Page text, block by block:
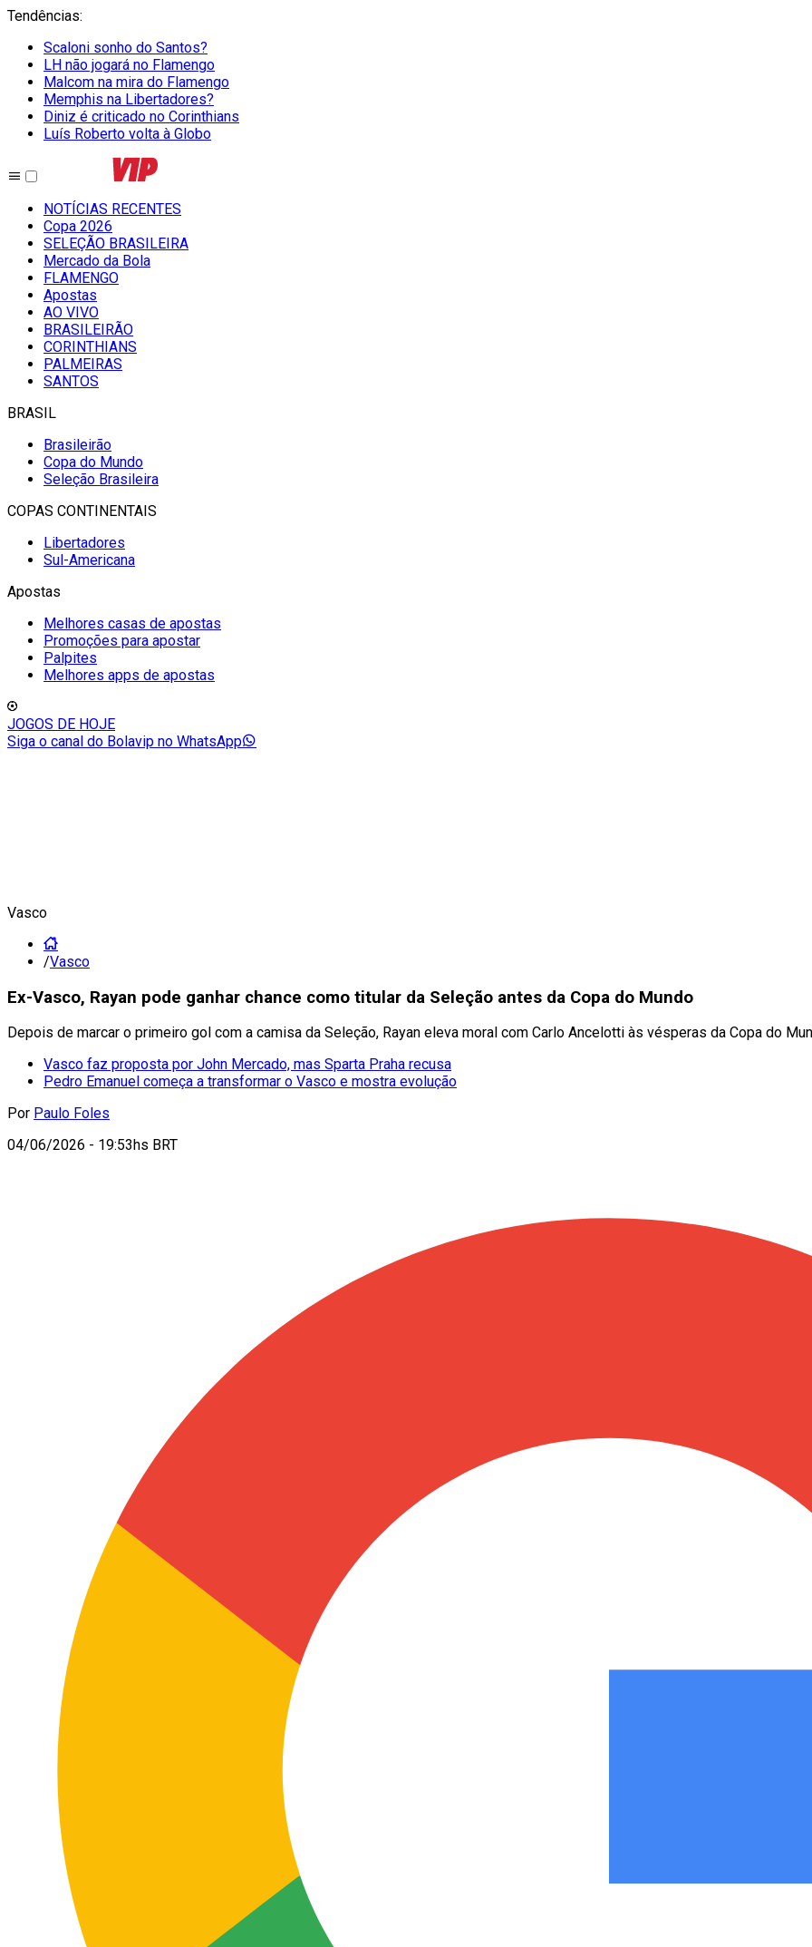
Tendências:
Scaloni sonho do Santos?
LH não jogará no Flamengo
Malcom na mira do Flamengo
Memphis na Libertadores?
Diniz é criticado no Corinthians
Luís Roberto volta à Globo
NOTÍCIAS RECENTES
Copa 2026
SELEÇÃO BRASILEIRA
Mercado da Bola
FLAMENGO
Apostas
AO VIVO
BRASILEIRÃO
CORINTHIANS
PALMEIRAS
SANTOS
BRASIL
Brasileirão
Copa do Mundo
Seleção Brasileira
COPAS CONTINENTAIS
Libertadores
Sul-Americana
Apostas
Melhores casas de apostas
Promoções para apostar
Palpites
Melhores apps de apostas
JOGOS DE HOJE
Siga o canal do Bolavip no WhatsApp
Vasco
/Vasco
Ex-Vasco, Rayan pode ganhar chance como titular da Seleção antes da Copa do Mundo
Depois de marcar o primeiro gol com a camisa da Seleção, Rayan eleva moral com Carlo Ancelotti às vésperas da Copa do
Vasco faz proposta por John Mercado, mas Sparta Praha recusa
Pedro Emanuel começa a transformar o Vasco e mostra evolução
Por Paulo Foles
04/06/2026 - 19:53hs BRT